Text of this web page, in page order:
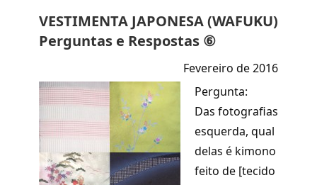
VESTIMENTA JAPONESA (WAFUKU)
Perguntas e Respostas ⑥
Fevereiro de 2016
Pergunta:
Das fotografias
esquerda, qual
delas é kimono
feito de [tecido